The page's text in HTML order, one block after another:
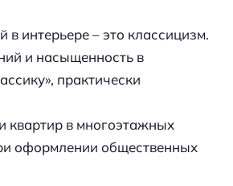
интерьере – это классицизм.
и насыщенность в
практически
квартир в многоэтажных
оформлении общественных